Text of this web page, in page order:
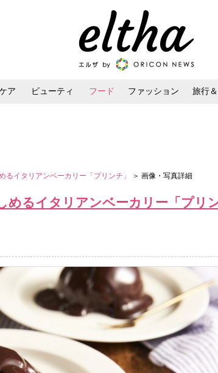
ア ビューティ フード ファッション 旅行
るイタリアンベーカリー「プリンチ」 ＞ 画像・写真詳細
めるイタリアンベーカリー「プリ